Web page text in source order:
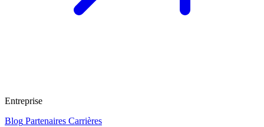
Entreprise
Blog Partenaires Carrières